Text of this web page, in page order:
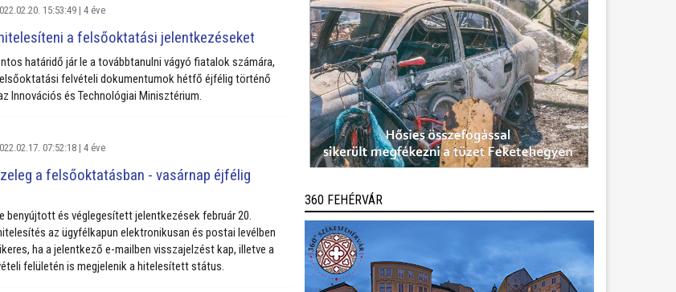
15:53:49 | 4 éve
a felsőoktatási jelentkezéseket
határidő jár le a továbbtanulni vágyó fiatalok számára,
felvételi dokumentumok hétfő éjfélig történő
Innovációs és Technológiai Minisztérium.
07:52:18 | 4 éve
a felsőoktatásban - vasárnap éjfélig
benyújtott és véglegesített jelentkezések február 20.
az ügyfélkapun elektronikusan és postai levélben
ha a jelentkező e-mailben visszajelzést kap, illetve a
felületén is megjelenik a hitelesített státus.
360 FEHÉRVÁR